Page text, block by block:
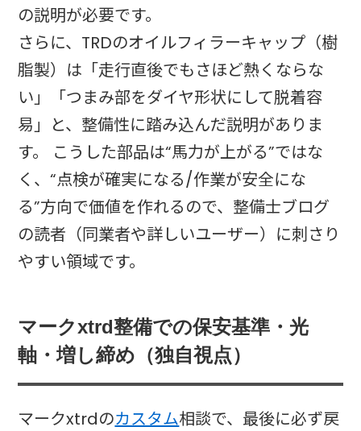
の説明が必要です。
さらに、TRDのオイルフィラーキャップ（樹
脂製）は「走行直後でもさほど熱くならな
い」「つまみ部をダイヤ形状にして脱着容
易」と、整備性に踏み込んだ説明がありま
す。 こうした部品は“馬力が上がる”ではな
く、“点検が確実になる/作業が安全にな
る”方向で価値を作れるので、整備士ブログ
の読者（同業者や詳しいユーザー）に刺さり
やすい領域です。
マークxtrd整備での保安基準・光
軸・増し締め（独自視点）
マークxtrdのカスタム相談で、最後に必ず戻